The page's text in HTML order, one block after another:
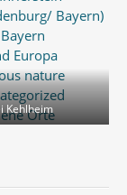
Kehlheim